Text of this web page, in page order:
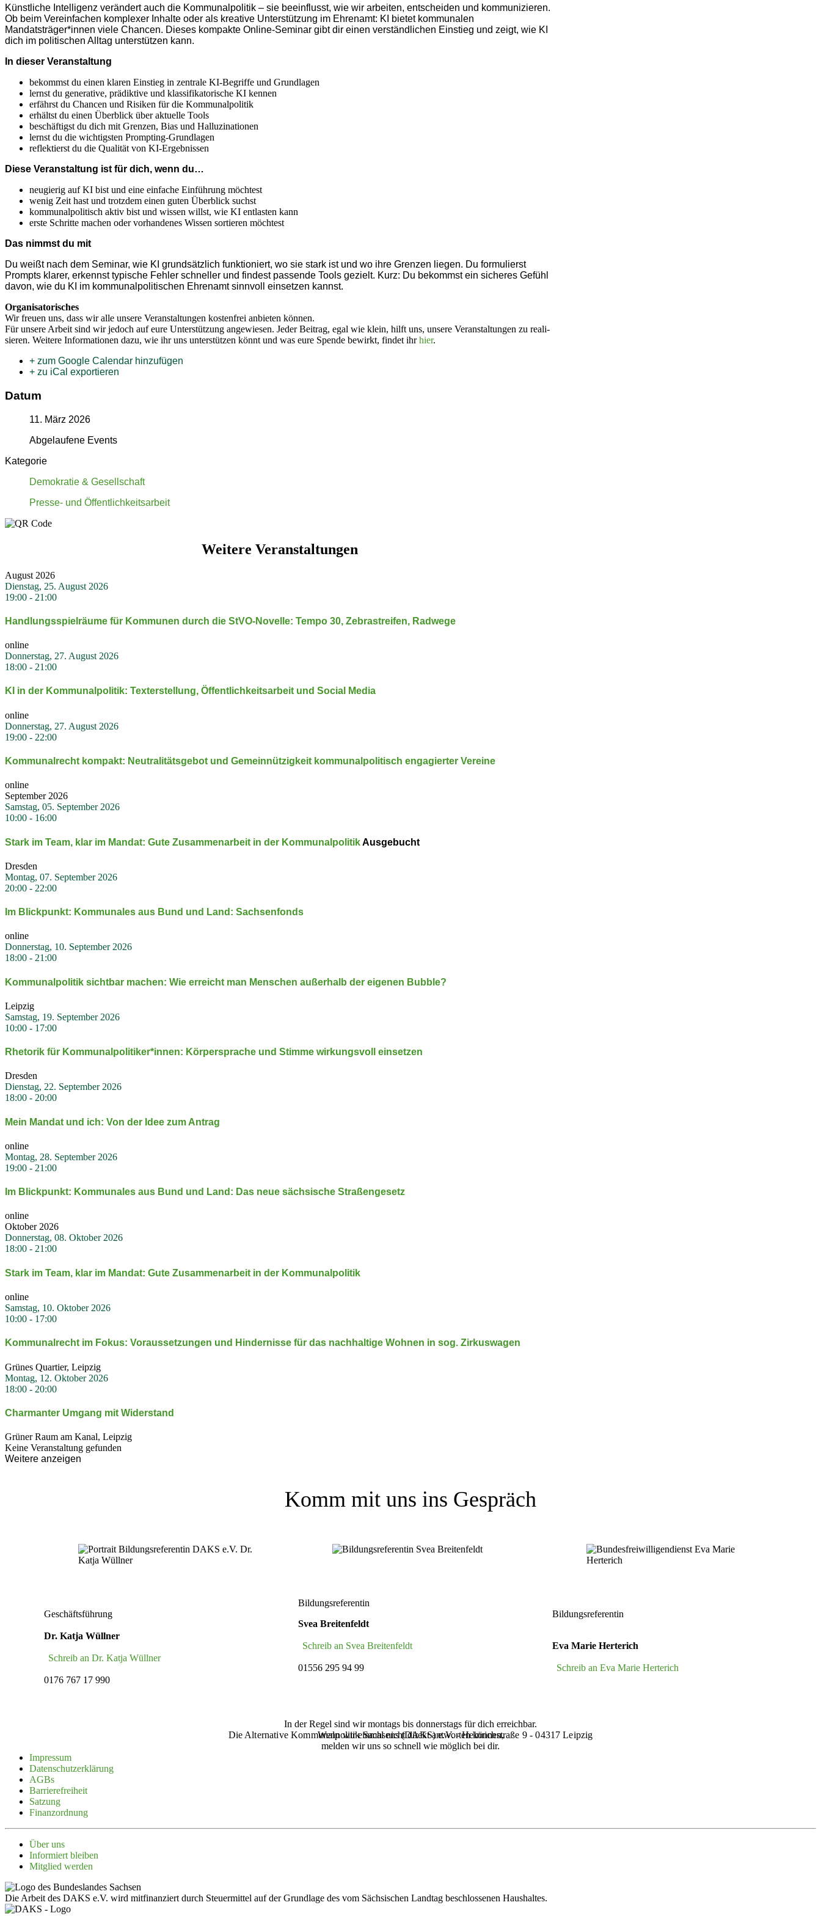
Künst­liche Intel­ligenz verändert auch die Kommu­nal­po­litik – sie beein­flusst, wie wir arbeiten, entscheiden und kommu­ni­zieren.
Ob beim Verein­fachen komplexer Inhalte oder als kreative Unter­stützung im Ehrenamt: KI bietet kommu­nalen
Mandatsträger*innen viele Chancen. Dieses kompakte Online-Seminar gibt dir einen verständ­lichen Einstieg und zeigt, wie KI
dich im politi­schen Alltag unter­stützen kann.
In dieser Veran­staltung
bekommst du einen klaren Einstieg in zentrale KI-Begriffe und Grund­lagen
lernst du generative, prädiktive und klassi­fi­ka­to­rische KI kennen
erfährst du Chancen und Risiken für die Kommu­nal­po­litik
erhältst du einen Überblick über aktuelle Tools
beschäf­tigst du dich mit Grenzen, Bias und Hallu­zi­na­tionen
lernst du die wichtigsten Prompting-Grund­lagen
reflek­tierst du die Qualität von KI-Ergeb­nissen
Diese Veran­staltung ist für dich, wenn du…
neugierig auf KI bist und eine einfache Einführung möchtest
wenig Zeit hast und trotzdem einen guten Überblick suchst
kommu­nal­po­li­tisch aktiv bist und wissen willst, wie KI entlasten kann
erste Schritte machen oder vorhan­denes Wissen sortieren möchtest
Das nimmst du mit
Du weißt nach dem Seminar, wie KI grund­sätzlich funktio­niert, wo sie stark ist und wo ihre Grenzen liegen. Du formu­lierst
Prompts klarer, erkennst typische Fehler schneller und findest passende Tools gezielt. Kurz: Du bekommst ein sicheres Gefühl
davon, wie du KI im kommu­nal­po­li­ti­schen Ehrenamt sinnvoll einsetzen kannst.
Organi­sa­to­ri­sches
Wir freuen uns, dass wir alle unsere Veran­stal­tungen kostenfrei anbieten können.
Für unsere Arbeit sind wir jedoch auf eure Unter­stützung angewiesen. Jeder Beitrag, egal wie klein, hilft uns, unsere Veran­stal­tungen zu reali­
sieren. Weitere Infor­ma­tionen dazu, wie ihr uns unter­stützen könnt und was eure Spende bewirkt, findet ihr hier.
+ zum Google Calendar hinzufügen
+ zu iCal exportieren
Datum
11. März 2026
Abgelaufene Events
Kategorie
Demokratie & Gesellschaft
Presse- und Öffentlichkeitsarbeit
Weitere Veranstaltungen
August 2026
Dienstag, 25. August 2026
19:00 - 21:00
Handlungs­spiel­räume für Kommunen durch die StVO-Novelle: Tempo 30, Zebra­streifen, Radwege
online
Donnerstag, 27. August 2026
18:00 - 21:00
KI in der Kommu­nal­po­litik: Texterstellung, Öffent­lich­keits­arbeit und Social Media
online
Donnerstag, 27. August 2026
19:00 - 22:00
Kommu­nal­recht kompakt: Neutra­li­täts­gebot und Gemein­nüt­zigkeit kommu­nal­po­li­tisch engagierter Vereine
online
September 2026
Samstag, 05. September 2026
10:00 - 16:00
Stark im Team, klar im Mandat: Gute Zusam­men­arbeit in der Kommu­nal­po­litikAusgebucht
Dresden
Montag, 07. September 2026
20:00 - 22:00
Im Blick­punkt: Kommu­nales aus Bund und Land: Sachsen­fonds
online
Donnerstag, 10. September 2026
18:00 - 21:00
Kommu­nal­po­litik sichtbar machen: Wie erreicht man Menschen außerhalb der eigenen Bubble?
Leipzig
Samstag, 19. September 2026
10:00 - 17:00
Rhetorik für Kommunalpolitiker*innen: Körper­sprache und Stimme wirkungsvoll einsetzen
Dresden
Dienstag, 22. September 2026
18:00 - 20:00
Mein Mandat und ich: Von der Idee zum Antrag
online
Montag, 28. September 2026
19:00 - 21:00
Im Blick­punkt: Kommu­nales aus Bund und Land: Das neue sächsische Straßen­gesetz
online
Oktober 2026
Donnerstag, 08. Oktober 2026
18:00 - 21:00
Stark im Team, klar im Mandat: Gute Zusam­men­arbeit in der Kommu­nal­po­litik
online
Samstag, 10. Oktober 2026
10:00 - 17:00
Kommu­nal­recht im Fokus: Voraus­set­zungen und Hinder­nisse für das nachhaltige Wohnen in sog. Zirkus­wagen
Grünes Quartier, Leipzig
Montag, 12. Oktober 2026
18:00 - 20:00
Charmanter Umgang mit Wider­stand
Grüner Raum am Kanal, Leipzig
Keine Veranstaltung gefunden
Weitere anzeigen
Komm mit uns ins Gespräch
Geschäftsführung
Dr. Katja Wüllner
Schreib an Dr. Katja Wüllner
0176 767 17 990
Bildungsreferentin
Svea Breitenfeldt
Schreib an Svea Breitenfeldt
01556 295 94 99
Bildungsreferentin
Eva Marie Herterich
Schreib an Eva Marie Herterich
Die Alternative Kommunalpolitik Sachsens (‌DAKS‌) e.V. - Heinrichstraße 9 - 04317 Leipzig
In der Regel sind wir montags bis donnerstags für dich erreichbar.
Wenn wir einmal nicht direkt antworten können,
melden wir uns so schnell wie möglich bei dir.
Impressum
Daten­schutz­er­klärung
AGBs
Barrie­re­freiheit
Satzung
Finanz­ordnung
Über uns
Infor­miert bleiben
Mitglied werden
Die Arbeit des DAKS e.V. wird mitfinanziert durch Steuermittel auf der Grundlage des vom Sächsischen Landtag beschlossenen Haushaltes.